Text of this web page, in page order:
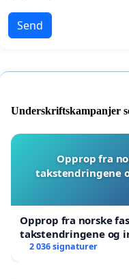
Send
Underskriftskampanjer
Opprop fra
takstendringene
Opprop fra norske
takstendringene og
landsråd
2 036 signaturer